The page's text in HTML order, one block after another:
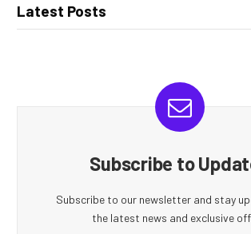
Latest Posts
Subscribe to
Subscribe to our newsletter and stay
the latest news and exclusive